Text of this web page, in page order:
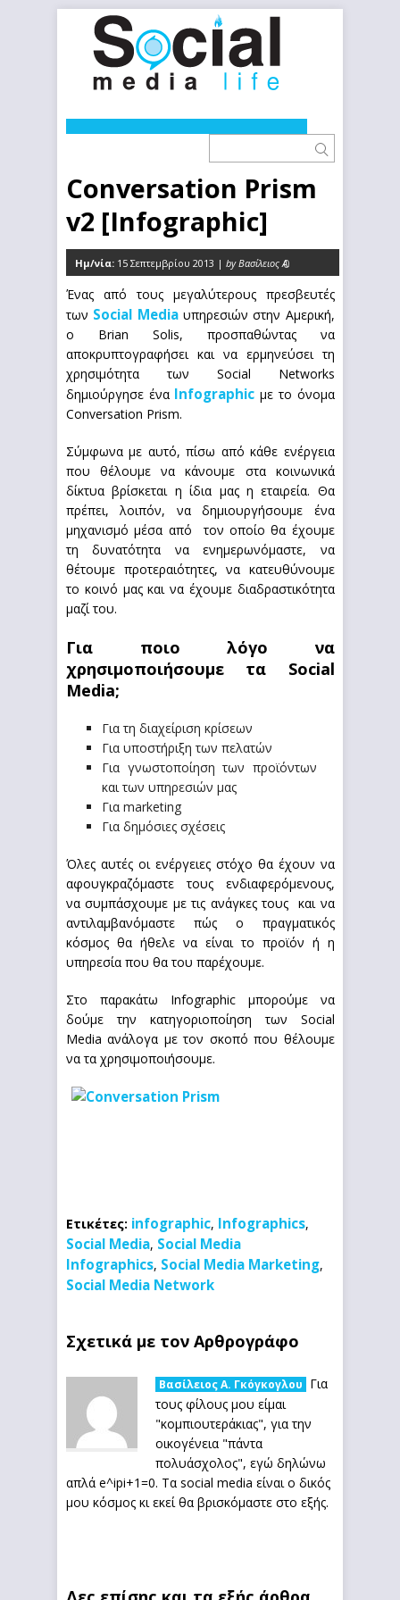
Conversation Prism
v2 [Infographic]
Ημ/νία: 15 Σεπτεμβρίου 2013 | by Βασίλειος Α.
0
Ένας από τους μεγαλύτερους πρεσβευτές
των Social Mediaυπηρεσιών στην Αμερική,
ο Brian Solis, προσπαθώντας να
αποκρυπτογραφήσει και να ερμηνεύσει τη
χρησιμότητα των Social Networks
δημιούργησε ένα Infographic με το όνομα
Conversation Prism.
Σύμφωνα με αυτό, πίσω από κάθε ενέργεια
που θέλουμε να κάνουμε στα κοινωνικά
δίκτυα βρίσκεται η ίδια μας η εταιρεία. Θα
πρέπει, λοιπόν, να δημιουργήσουμε ένα
μηχανισμό μέσα από τον οποίο θα έχουμε
τη δυνατότητα να ενημερωνόμαστε, να
θέτουμε προτεραιότητες, να κατευθύνουμε
το κοινό μας και να έχουμε διαδραστικότητα
μαζί του.
Για ποιο λόγο να
χρησιμοποιήσουμε τα Social
Media;
Για τη διαχείριση κρίσεων
Για υποστήριξη των πελατών
Για γνωστοποίηση των προϊόντων
και των υπηρεσιών μας
Για marketing
Για δημόσιες σχέσεις
Όλες αυτές οι ενέργειες στόχο θα έχουν να
αφουγκραζόμαστε τους ενδιαφερόμενους,
να συμπάσχουμε με τις ανάγκες τους και να
αντιλαμβανόμαστε πώς ο πραγματικός
κόσμος θα ήθελε να είναι το προϊόν ή η
υπηρεσία που θα του παρέχουμε.
Στο παρακάτω Infographic μπορούμε να
δούμε την κατηγοριοποίηση των Social
Media ανάλογα με τον σκοπό που θέλουμε
να τα χρησιμοποιήσουμε.
Ετικέτες: infographic, Infographics,
Social Media, Social Media
Infographics, Social Media Marketing,
Social Media Network
Σχετικά με τον Αρθρογράφο
Βασίλειος Α. Γκόγκογλου Για
τους φίλους μου είμαι
"κομπιουτεράκιας", για την
οικογένεια "πάντα
πολυάσχολος", εγώ δηλώνω
απλά e^ipi+1=0. Τα social media είναι ο δικός
μου κόσμος κι εκεί θα βρισκόμαστε στο εξής.